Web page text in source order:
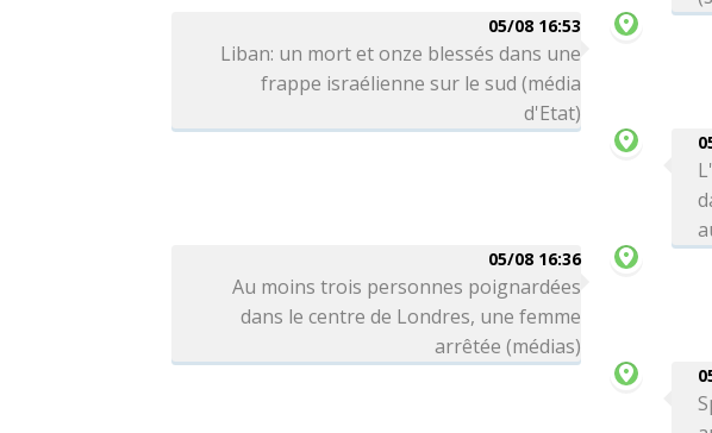
05/08 16:53
Liban: un mort et onze blessés dans une
frappe israélienne sur le sud (média
d'Etat)
05/08 16:36
Au moins trois personnes poignardées
dans le centre de Londres, une femme
arrêtée (médias)